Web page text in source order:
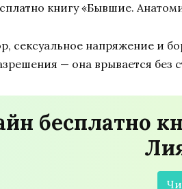
книгу «Бывшие.
сексуальное напряжение и
— она врывается без
бесплатно